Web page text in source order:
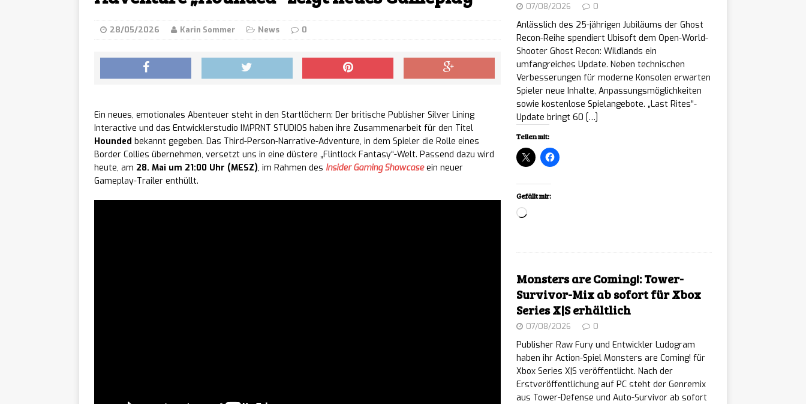
und kündigt „Daedalic Days“-Showcase an
gemütlichen Mittelmeer-Ranch-Building-Spiel erschienen NEWS
[ 07/08/2026 ] Rainbow Billy: The Book of Fears – Kostenloser Prolog
zur Sequel-Fortsetzung ab sofort auf Steam verfügbar NEWS
28/05/2026 Karin Sommer News 0
Ein neues, emotionales Abenteuer steht in den Startlöchern: Der britische Publisher Silver Lining
Interactive und das Entwicklerstudio IMPRNT STUDIOS haben ihre Zusammenarbeit für den Titel
Hounded bekannt gegeben. Das Third-Person-Narrative-Adventure, in dem Spieler die Rolle eines
Border Collies übernehmen, versetzt uns in eine düstere „Flintlock Fantasy“-Welt. Passend dazu wird
heute, am 28. Mai um 21:00 Uhr (MESZ), im Rahmen des Insider Gaming Showcaseein neuer
Gameplay-Trailer enthüllt.
07/08/2026 0
Anlässlich des 25-jährigen Jubiläums der Ghost
Recon-Reihe spendiert Ubisoft dem Open-World-
Shooter Ghost Recon: Wildlands ein
umfangreiches Update. Neben technischen
Verbesserungen für moderne Konsolen erwarten
Spieler neue Inhalte, Anpassungsmöglichkeiten
sowie kostenlose Spielangebote. „Last Rites“-
Update bringt 60 […]
Teilen mit:
Gefällt mir:
Loading…
Monsters are Coming!: Tower-
Survivor-Mix ab sofort für Xbox
Series X|S erhältlich
07/08/2026 0
Publisher Raw Fury und Entwickler Ludogram
haben ihr Action-Spiel Monsters are Coming! für
Xbox Series X|S veröffentlicht. Nach der
Erstveröffentlichung auf PC steht der Genremix
aus Tower-Defense und Auto-Survivor ab sofort